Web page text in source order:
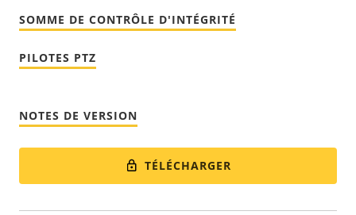
SOMME DE CONTRÔLE D'INTÉGRITÉ
PILOTES PTZ
NOTES DE VERSION
TÉLÉCHARGER